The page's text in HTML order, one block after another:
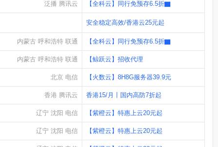
泛播 腾讯云 【全科云】同行免预存6.5折▇
安全稳定高效/香港云25元起
内蒙古 呼和浩特 联通 【全科云】同行免预存6.5折▇
内蒙古 呼和浩特 联通 【鲸跃云】招收代理
北京 电信 【火数云】8H8G服务器39.9元
香港 腾讯云 香港15/月丨国内高防7折起
辽宁 沈阳 电信 【紫橙云】特惠上云20元起
辽宁 沈阳 电信 【紫橙云】特惠上云20元起
辽宁 沈阳 电信 【紫橙云】特惠上云20元起